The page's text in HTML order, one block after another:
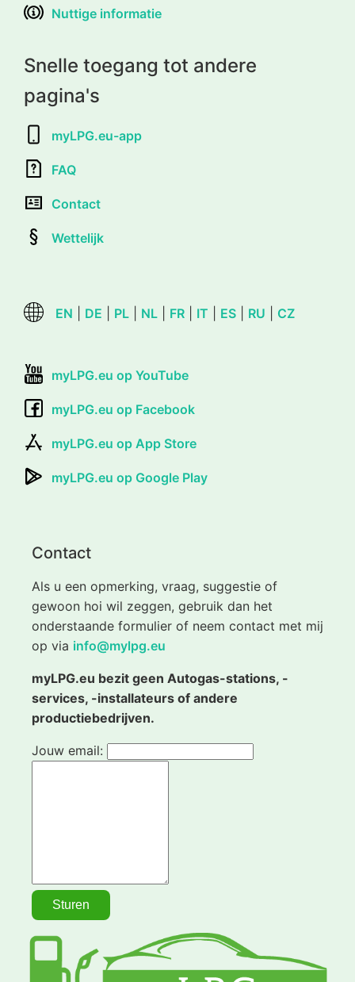
Nuttige informatie
Snelle toegang tot andere
pagina's
myLPG.eu-app
FAQ
Contact
Wettelijk
EN DE PL NL FR IT ES RU CZ
myLPG.eu op YouTube
myLPG.eu op Facebook
myLPG.eu op App Store
myLPG.eu op Google Play
Contact
Als u een opmerking, vraag, suggestie of
gewoon hoi wil zeggen, gebruik dan het
onderstaande formulier of neem contact met mij
op via info@mylpg.eu
myLPG.eu bezit geen Autogas-stations, -
services, -installateurs of andere
productiebedrijven.
Jouw email: